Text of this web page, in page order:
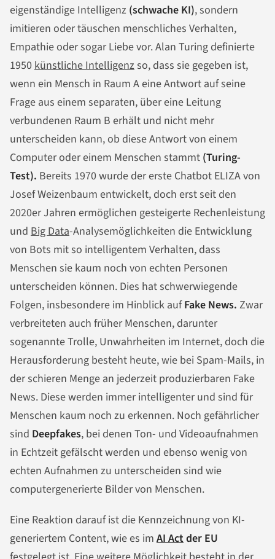
eigenständige Intelligenz (schwache KI), sondern
imitieren oder täuschen menschliches Verhalten,
Empathie oder sogar Liebe vor. Alan Turing definierte
1950 künstliche Intelligenzso, dass sie gegeben ist,
wenn ein Mensch in Raum A eine Antwort auf seine
Frage aus einem separaten, über eine Leitung
verbundenen Raum B erhält und nicht mehr
unterscheiden kann, ob diese Antwort von einem
Computer oder einem Menschen stammt (Turing-
Test). Bereits 1970 wurde der erste Chatbot ELIZA von
Josef Weizenbaum entwickelt, doch erst seit den
2020er Jahren ermöglichen gesteigerte Rechenleistung
und Big Data-Analysemöglichkeiten die Entwicklung
von Bots mit so intelligentem Verhalten, dass
Menschen sie kaum noch von echten Personen
unterscheiden können. Dies hat schwerwiegende
Folgen, insbesondere im Hinblick aufFake News. Zwar
verbreiteten auch früher Menschen, darunter
sogenannte Trolle, Unwahrheiten im Internet, doch die
Herausforderung besteht heute, wie bei Spam-Mails, in
der schieren Menge an jederzeit produzierbaren Fake
News. Diese werden immer intelligenter und sind für
Menschen kaum noch zu erkennen. Noch gefährlicher
sind Deepfakes, bei denen Ton- und Videoaufnahmen
in Echtzeit gefälscht werden und ebenso wenig von
echten Aufnahmen zu unterscheiden sind wie
computergenerierte Bilder von Menschen.
Eine Reaktion darauf ist die Kennzeichnung von KI-
generiertem Content, wie es im AI Actder EU